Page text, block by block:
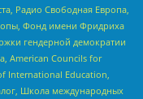
Радио Свободная Европа,
Фонд имени Фридриха
гендерной демократии
American Councils for
International Education,
Школа международных